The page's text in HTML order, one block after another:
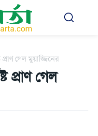
গেল মুয়াজ্জিনের
প্রাণ গেল